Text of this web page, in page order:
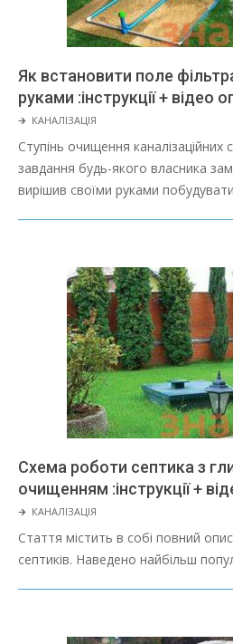
Як встановити поле
руками :інструкції + відео
2022-
03-
08
🡲 КАНАЛІЗАЦІЯ
Ступінь очищення каналізаційних
завдання будь-якого власника
вирішив своїми руками
Схема роботи септика з
очищенням :інструкції +
2022-
03-
08
🡲 КАНАЛІЗАЦІЯ
Стаття містить в собі повний
септиків. Наведено найбільш